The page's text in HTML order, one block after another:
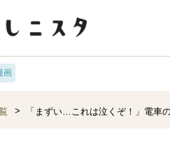
画
「まずい…これは泣くぞ！」電車